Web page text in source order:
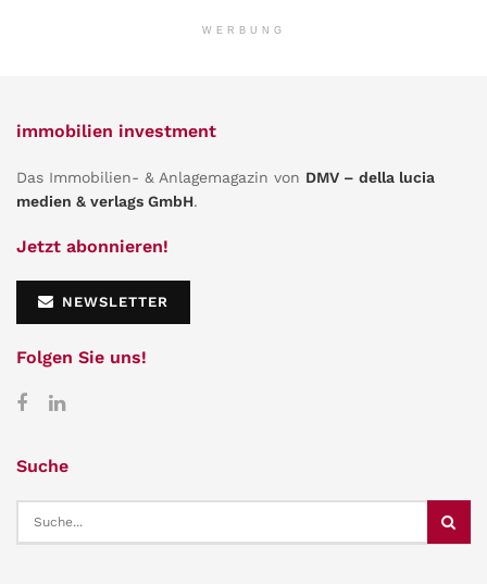
WERBUNG
immobilien investment
Das Immobilien- & Anlagemagazin von DMV – della lucia
medien & verlags GmbH.
Jetzt abonnieren!
NEWSLETTER
Folgen Sie uns!
Suche